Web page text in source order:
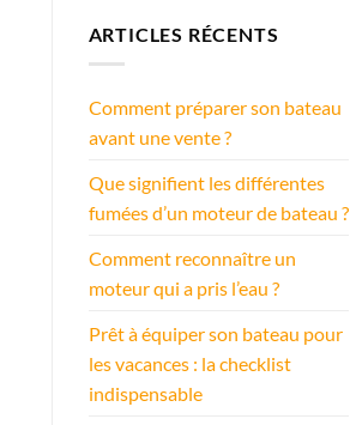
ARTICLES RÉCENTS
Comment préparer son bateau
avant une vente ?
Que signifient les différentes
fumées d’un moteur de bateau ?
Comment reconnaître un
moteur qui a pris l’eau ?
Prêt à équiper son bateau pour
les vacances : la checklist
indispensable